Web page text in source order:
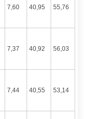
7,60 40,95 55,76
7,37 40,92 56,03
7,44 40,55 53,14